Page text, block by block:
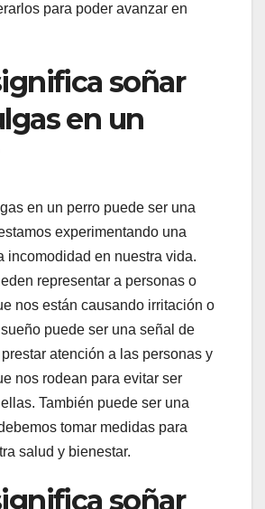
para poder avanzar en
soñar
en un
en un perro puede ser una
experimentando una
incomodidad en nuestra vida.
representar a personas o
nos están causando irritación o
puede ser una señal de
atención a las personas y
nos rodean para evitar ser
También puede ser una
tomar medidas para
salud y bienestar.
soñar